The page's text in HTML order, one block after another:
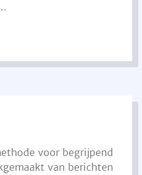
voor begrijpend
van berichten